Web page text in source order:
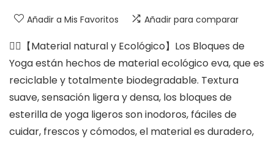
Añadir a Mis Favoritos Añadir para comparar
🤸‍♀️【Material natural y Ecológico】Los Bloques de
Yoga están hechos de material ecológico eva, que es
reciclable y totalmente biodegradable. Textura
suave, sensación ligera y densa, los bloques de
esterilla de yoga ligeros son inodoros, fáciles de
cuidar, frescos y cómodos, el material es duradero,